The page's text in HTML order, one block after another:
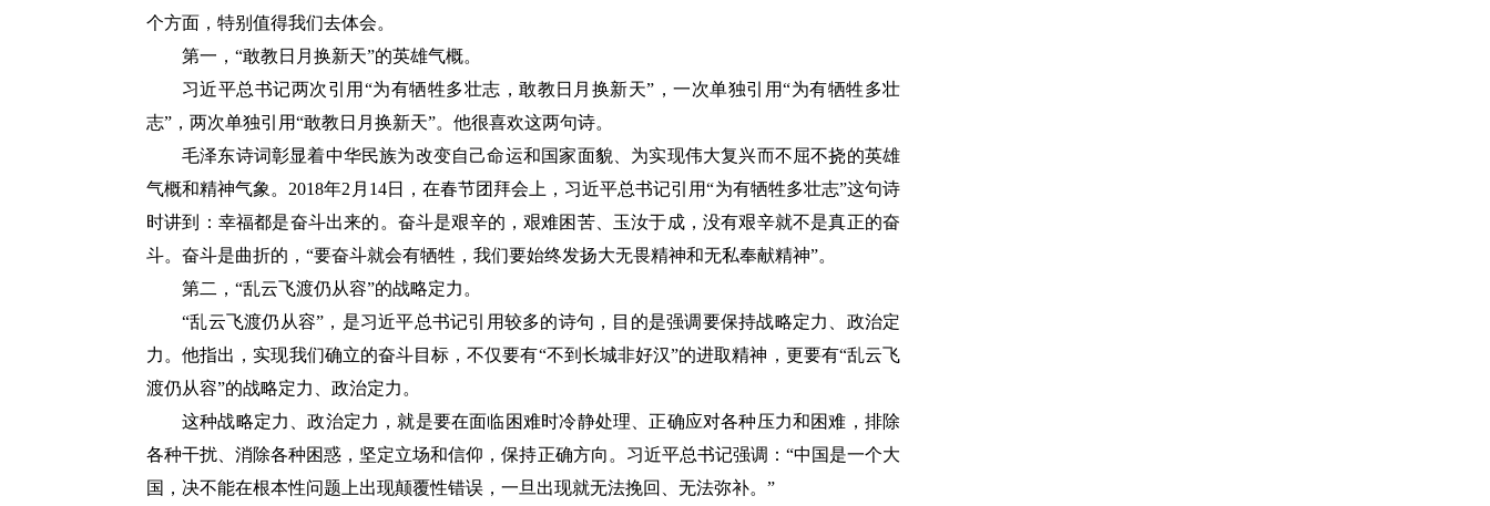
个方面，特别值得我们去体会。
第一，“敢教日月换新天”的英雄气概。
习近平总书记两次引用“为有牺牲多壮志，敢教日月换新天”，一次单独引用“为有牺牲多壮
志”，两次单独引用“敢教日月换新天”。他很喜欢这两句诗。
毛泽东诗词彰显着中华民族为改变自己命运和国家面貌、为实现伟大复兴而不屈不挠的英雄
气概和精神气象。2018年2月14日，在春节团拜会上，习近平总书记引用“为有牺牲多壮志”这句诗
时讲到：幸福都是奋斗出来的。奋斗是艰辛的，艰难困苦、玉汝于成，没有艰辛就不是真正的奋
斗。奋斗是曲折的，“要奋斗就会有牺牲，我们要始终发扬大无畏精神和无私奉献精神”。
第二，“乱云飞渡仍从容”的战略定力。
“乱云飞渡仍从容”，是习近平总书记引用较多的诗句，目的是强调要保持战略定力、政治定
力。他指出，实现我们确立的奋斗目标，不仅要有“不到长城非好汉”的进取精神，更要有“乱云飞
渡仍从容”的战略定力、政治定力。
这种战略定力、政治定力，就是要在面临困难时冷静处理、正确应对各种压力和困难，排除
各种干扰、消除各种困惑，坚定立场和信仰，保持正确方向。习近平总书记强调：“中国是一个大
国，决不能在根本性问题上出现颠覆性错误，一旦出现就无法挽回、无法弥补。”